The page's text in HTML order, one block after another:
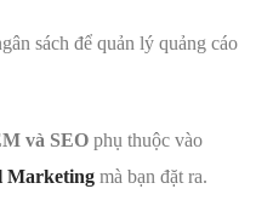
sách để quản lý quảng cáo
và SEO phụ thuộc vào
Marketing mà bạn đặt ra.